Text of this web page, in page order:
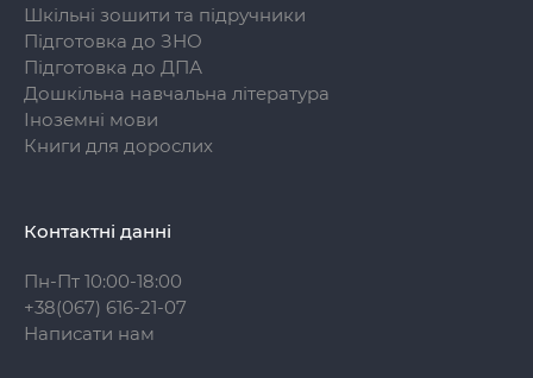
Шкільні зошити та підручники
Підготовка до ЗНО
Підготовка до ДПА
Дошкільна навчальна література
Іноземні мови
Книги для дорослих
Контактні данні
Пн-Пт 10:00-18:00
+38(067) 616-21-07
Написати нам